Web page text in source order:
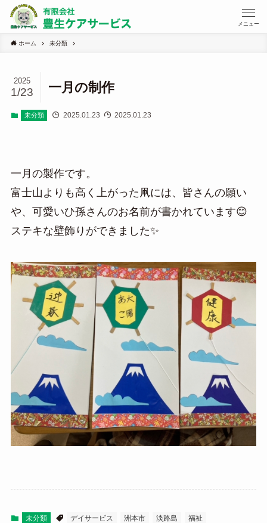
メニュー
ホーム 未分類
一月の制作
2025
1/23
未分類 2025.01.23 2025.01.23
一月の製作です。
富士山よりも高く上がった凧には、皆さんの願い
や、可愛いひ孫さんのお名前が書かれています😊
ステキな壁飾りができました✨
未分類 デイサービス 洲本市 淡路島 福祉